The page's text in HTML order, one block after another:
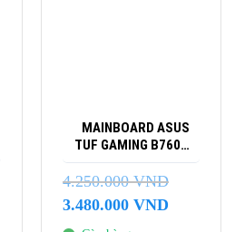
MAINBOARD ASUS
TUF GAMING B760M-
E D4
4.250.000VND
Giá
3.480.000 VNDGiá